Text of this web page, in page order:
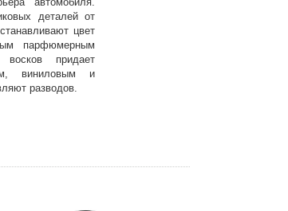
деталей от
цвет
парфюмерным
восков придает
виниловым и
разводов.